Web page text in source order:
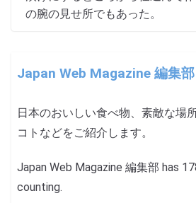
の腕の見せ所でもあった。
Japan Web Magazine 編集部
日本のおいしい食べ物、素敵な場
コトなどをご紹介します。
Japan Web Magazine 編集部 has
counting.